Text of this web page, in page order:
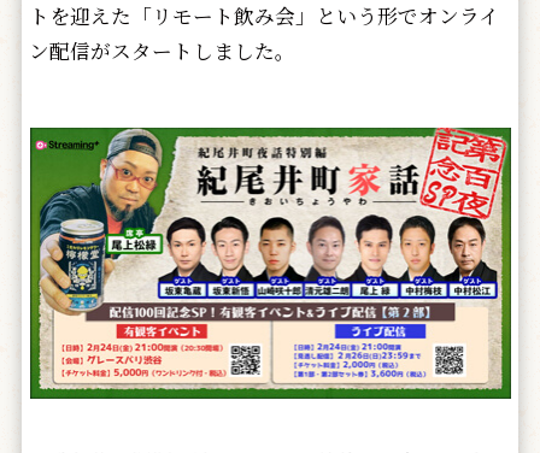
トを迎えた「リモート飲み会」という形でオンライ
ン配信がスタートしました。